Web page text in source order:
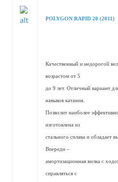
POLYGON RAPID 20 (2011)
Качественный и недорогой
возрастом от 5
до 9 лет. Отличный вариант
навыков катания.
Позволит наиболее
изготовлена из
стального сплава и обладает
Впереди –
амортизационная вилка с
справляться с